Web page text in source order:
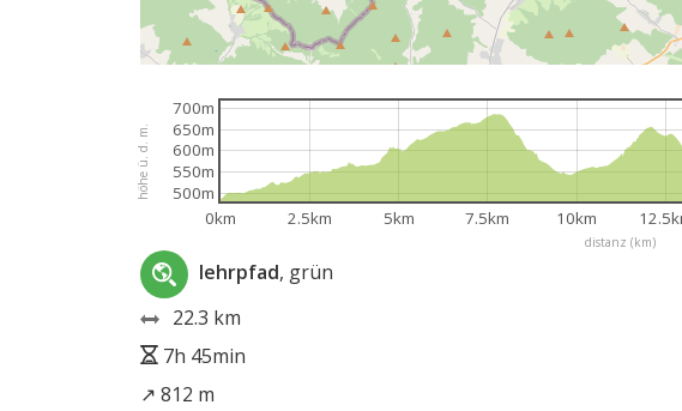
distanz (km)
höhe ü. d. m.
0km 2.5km 5km 7.5km 10km
500m
550m
600m
650m
700m
lehrpfad, grün
22.3 km
7h 45min
↗ 812 m